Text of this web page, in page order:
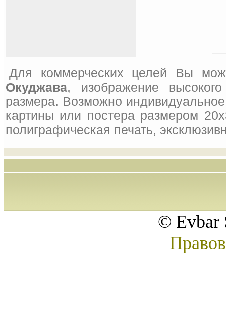
Для коммерческих целей Вы
Окуджава, изображение
размера. Возможно
картины или постера размером
полиграфическая печать,
© Evbar